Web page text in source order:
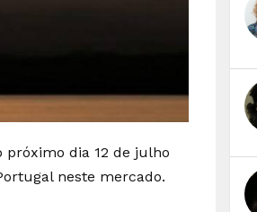
próximo dia 12 de julho
neste mercado.